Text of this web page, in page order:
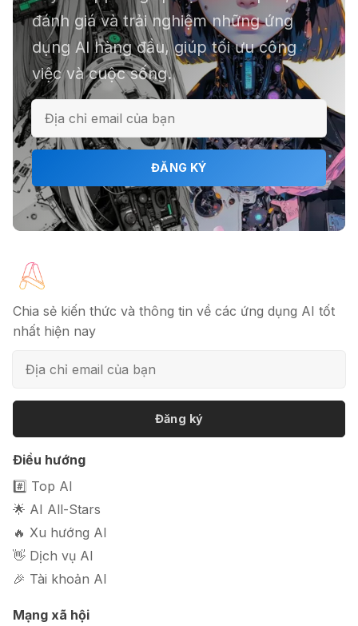
chục file dữ liệu
ℹ️ Napkin AI - Biến văn bản thành
infographic
🎗️ Logomaster.ai: Thiết kế logo
chuyên nghiệp trong 5 phút
ảnh sản phẩm chuyên nghiệp
đánh giá và trải nghiệm những ứng
dụng AI hàng đầu, giúp tối ưu công
việc và cuộc sống.
ĐĂNG KÝ
Chia sẻ kiến thức và thông tin về các ứng dụng AI tốt
nhất hiện nay
Đăng ký
Điều hướng
#️⃣ Top AI
🌟 AI All-Stars
🔥 Xu hướng AI
👋 Dịch vụ AI
🎉 Tài khoản AI
Mạng xã hội